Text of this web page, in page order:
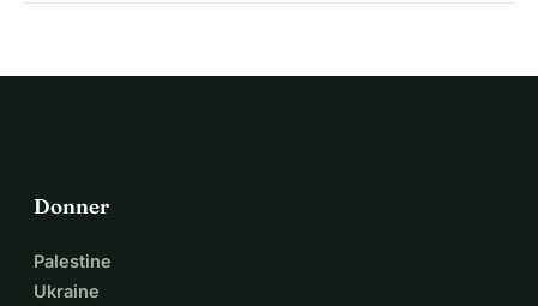
les deux. Les frais de plateforme de 0 % de WhyDonate,
frais selon votre situation précise.
Donner
Palestine
Ukraine